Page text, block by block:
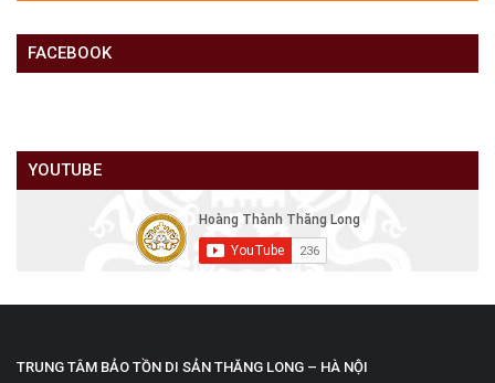
FACEBOOK
YOUTUBE
TRUNG TÂM BẢO TỒN DI SẢN THĂNG LONG – HÀ NỘI